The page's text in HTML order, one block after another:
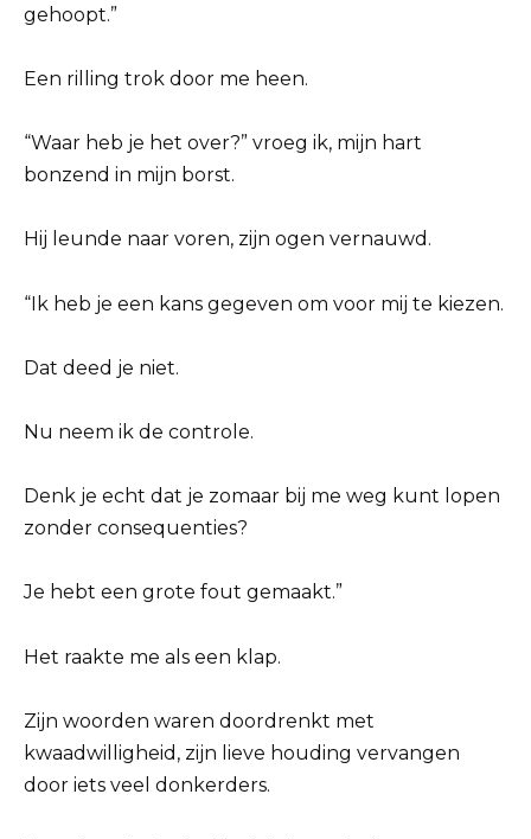
gehoopt.”
Een rilling trok door me heen.
“Waar heb je het over?” vroeg ik, mijn hart
bonzend in mijn borst.
Hij leunde naar voren, zijn ogen vernauwd.
“Ik heb je een kans gegeven om voor mij te kiezen.
Dat deed je niet.
Nu neem ik de controle.
Denk je echt dat je zomaar bij me weg kunt lopen
zonder consequenties?
Je hebt een grote fout gemaakt.”
Het raakte me als een klap.
Zijn woorden waren doordrenkt met
kwaadwilligheid, zijn lieve houding vervangen
door iets veel donkerders.